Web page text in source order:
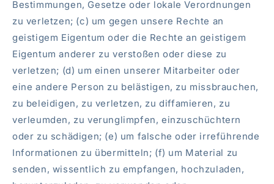
Bestimmungen, Gesetze oder lokale Verordnungen
zu verletzen; (c) um gegen unsere Rechte an
geistigem Eigentum oder die Rechte an geistigem
Eigentum anderer zu verstoßen oder diese zu
verletzen; (d) um einen unserer Mitarbeiter oder
eine andere Person zu belästigen, zu missbrauchen,
zu beleidigen, zu verletzen, zu diffamieren, zu
verleumden, zu verunglimpfen, einzuschüchtern
oder zu schädigen; (e) um falsche oder irreführende
Informationen zu übermitteln; (f) um Material zu
senden, wissentlich zu empfangen, hochzuladen,